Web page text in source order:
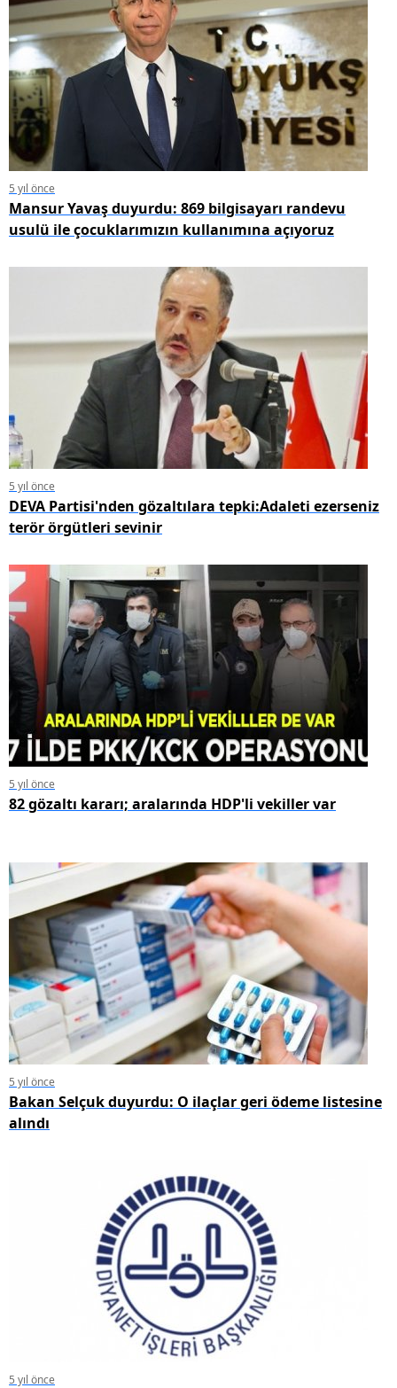
5 yıl önce
Mansur Yavaş duyurdu: 869 bilgisayarı randevu
usulü ile çocuklarımızın kullanımına açıyoruz
5 yıl önce
DEVA Partisi'nden gözaltılara tepki:Adaleti ezerseniz
terör örgütleri sevinir
5 yıl önce
82 gözaltı kararı; aralarında HDP'li vekiller var
5 yıl önce
Bakan Selçuk duyurdu: O ilaçlar geri ödeme listesine
alındı
5 yıl önce